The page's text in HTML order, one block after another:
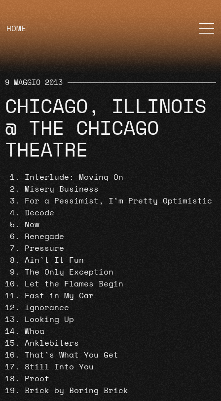
HOME
9 MAGGIO 2013
CHICAGO, ILLINOIS
@ THE CHICAGO
THEATRE
Interlude: Moving On
Misery Business
For a Pessimist, I’m Pretty Optimistic
Decode
Now
Renegade
Pressure
Ain’t It Fun
The Only Exception
Let the Flames Begin
Fast in My Car
Ignorance
Looking Up
Whoa
Anklebiters
That’s What You Get
Still Into You
Proof
Brick by Boring Brick